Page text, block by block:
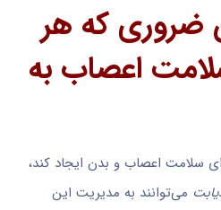
ضروری که هر
اعصاب به
سلامت اعصاب و بدن ایجاد کند،
می‌توانند به مدیریت این